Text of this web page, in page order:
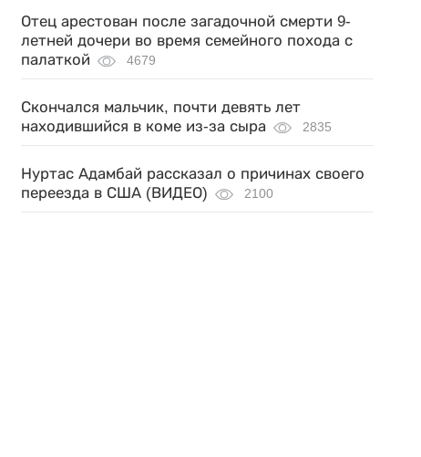
Отец арестован после загадочной смерти 9-
летней дочери во время семейного похода с
палаткой
4679
Скончался мальчик, почти девять лет
находившийся в коме из-за сыра
2835
Нуртас Адамбай рассказал о причинах своего
переезда в США (ВИДЕО)
2100